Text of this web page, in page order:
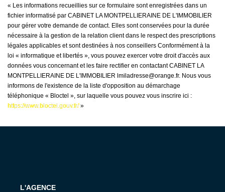
« Les informations recueillies sur ce formulaire sont enregistrées dans un
fichier informatisé par CABINET LA MONTPELLIERAINE DE L'IMMOBILIER
pour gérer votre demande de contact. Elles sont conservées pour la durée
nécessaire à la gestion de la relation client dans le respect des prescriptions
légales applicables et sont destinées à nos conseillers Conformément à la
loi « informatique et libertés », vous pouvez exercer votre droit d'accès aux
données vous concernant et les faire rectifier en contactant CABINET LA
MONTPELLIERAINE DE L'IMMOBILIER lmiladresse@orange.fr. Nous vous
informons de l'existence de la liste d'opposition au démarchage
téléphonique « Bloctel », sur laquelle vous pouvez vous inscrire ici :
https://www.bloctel.gouv.fr/»
L'AGENCE